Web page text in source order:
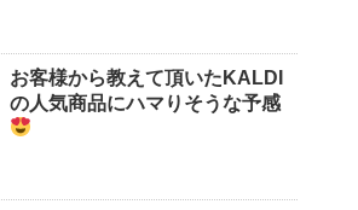
お客様から教えて頂いたKALDI
の人気商品にハマりそうな予感